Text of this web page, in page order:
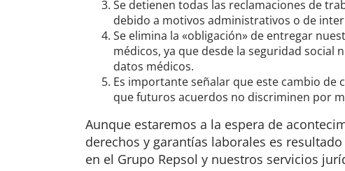
Se detienen todas las reclamaciones de
debido a motivos administrativos o de
Se elimina la «obligación» de entregar
médicos, ya que desde la seguridad social
datos médicos.
Es importante señalar que este cambio
que futuros acuerdos no discriminen por
Aunque estaremos a la espera de
derechos y garantías laborales es
en el Grupo Repsol y nuestros servicios